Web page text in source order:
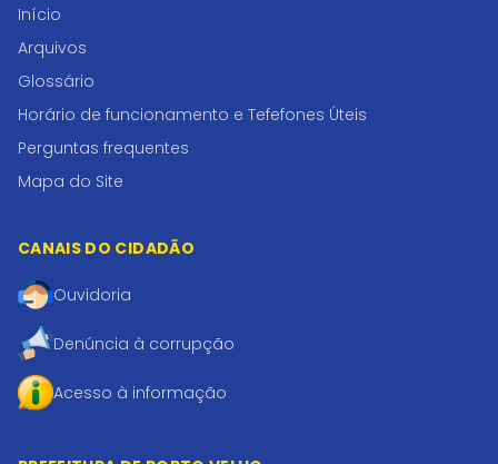
Início
Arquivos
Glossário
Horário de funcionamento e Tefefones Úteis
Perguntas frequentes
Mapa do Site
CANAIS DO CIDADÃO
Ouvidoria
Denúncia à corrupção
Acesso à informação